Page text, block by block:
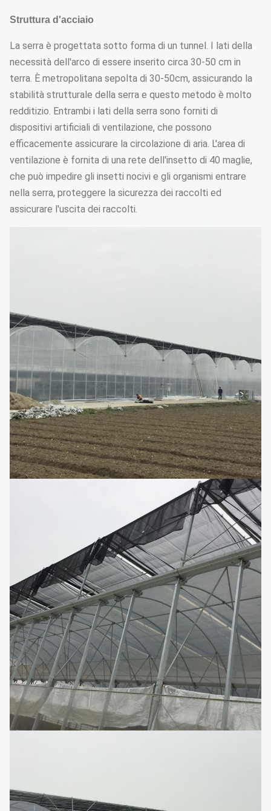
11
Letto della
12
Coltura
idroponica
Su misura
Struttura d'acciaio
La serra è progettata sotto forma di un tunnel. I lati della
necessità dell'arco di essere inserito circa 30-50 cm in
terra. È metropolitana sepolta di 30-50cm, assicurando la
stabilità strutturale della serra e questo metodo è molto
redditizio. Entrambi i lati della serra sono forniti di
dispositivi artificiali di ventilazione, che possono
efficacemente assicurare la circolazione di aria. L'area di
ventilazione è fornita di una rete dell'insetto di 40 maglie,
che può impedire gli insetti nocivi e gli organismi entrare
nella serra, proteggere la sicurezza dei raccolti ed
assicurare l'uscita dei raccolti.